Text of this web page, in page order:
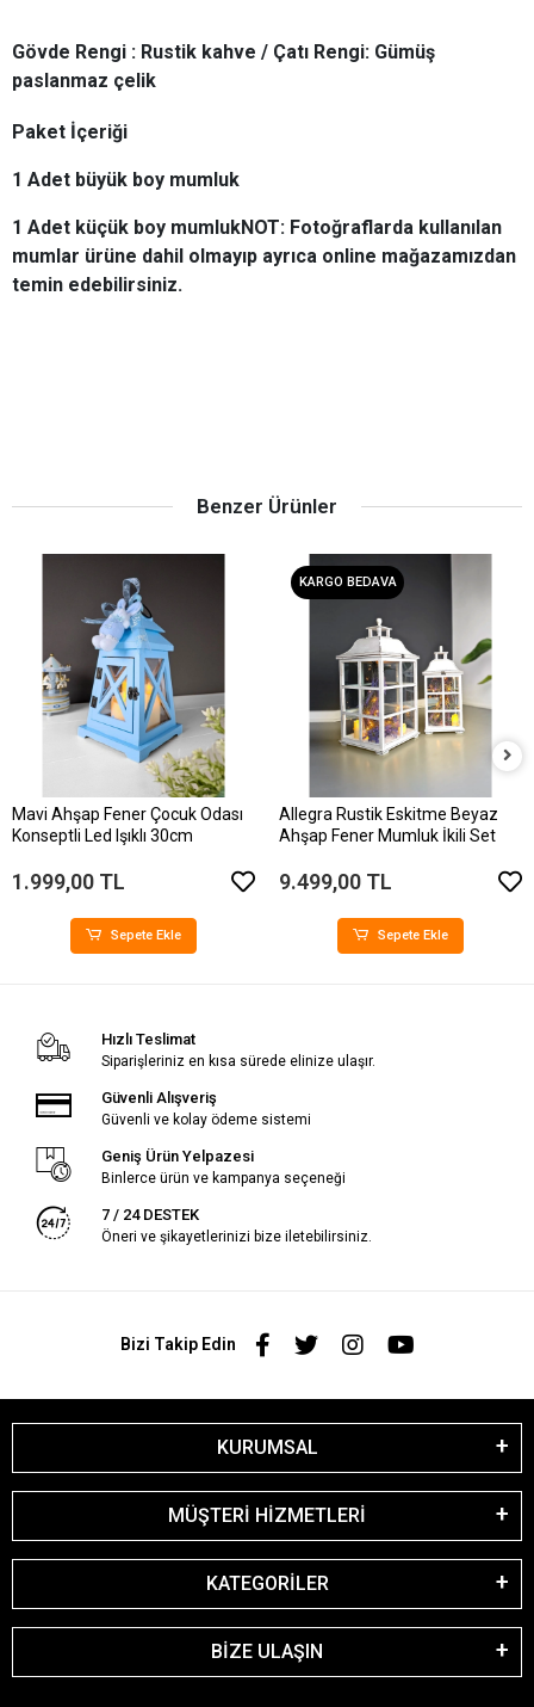
Gövde Rengi : Rustik kahve / Çatı Rengi: Gümüş
paslanmaz çelik
Paket İçeriği
1 Adet büyük boy mumluk
1 Adet küçük boy mumlukNOT: Fotoğraflarda kullanılan
mumlar ürüne dahil olmayıp ayrıca online mağazamızdan
temin edebilirsiniz.
Benzer Ürünler
Mavi Ahşap Fener Çocuk Odası
Konseptli Led Işıklı 30cm
1.999,00 TL
Sepete Ekle
KARGO BEDAVA
Allegra Rustik Eskitme Beyaz
Ahşap Fener Mumluk İkili Set
9.499,00 TL
Sepete Ekle
Hızlı Teslimat
Siparişleriniz en kısa sürede elinize ulaşır.
Güvenli Alışveriş
Güvenli ve kolay ödeme sistemi
Geniş Ürün Yelpazesi
Binlerce ürün ve kampanya seçeneği
7 / 24 DESTEK
Öneri ve şikayetlerinizi bize iletebilirsiniz.
Bizi Takip Edin
KURUMSAL
MÜŞTERİ HİZMETLERİ
KATEGORİLER
BİZE ULAŞIN